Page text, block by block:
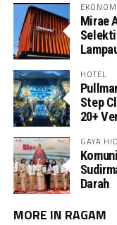
Mirae
HOTEL
Step
20+
GAYA
Darah
MORE IN RAGAM